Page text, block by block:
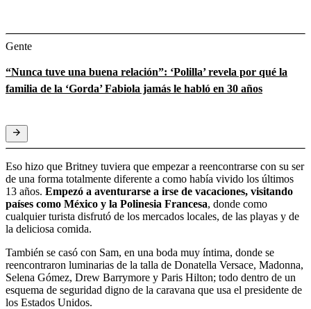
Gente
“Nunca tuve una buena relación”: ‘Polilla’ revela por qué la
familia de la ‘Gorda’ Fabiola jamás le habló en 30 años
Eso hizo que Britney tuviera que empezar a reencontrarse con su ser
de una forma totalmente diferente a como había vivido los últimos
13 años. Empezó a aventurarse a irse de vacaciones, visitando
países como México y la Polinesia Francesa, donde como
cualquier turista disfrutó de los mercados locales, de las playas y de
la deliciosa comida.
También se casó con Sam, en una boda muy íntima, donde se
reencontraron luminarias de la talla de Donatella Versace, Madonna,
Selena Gómez, Drew Barrymore y Paris Hilton; todo dentro de un
esquema de seguridad digno de la caravana que usa el presidente de
los Estados Unidos.